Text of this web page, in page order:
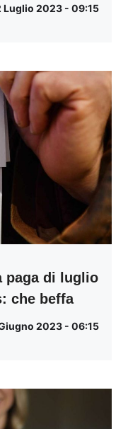
Luglio 2023 - 09:15
paga di luglio
che beffa
2023 - 06:15